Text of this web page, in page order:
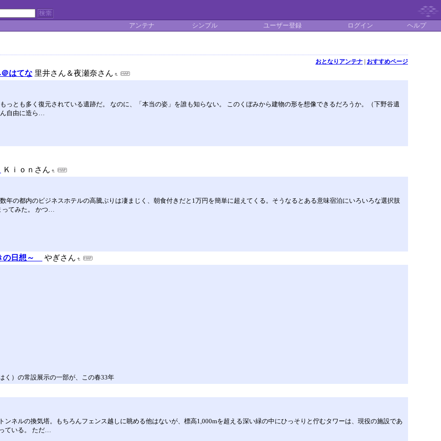
アンテナ シンプル ユーザー登録 ログイン ヘルプ
おとなりアンテナ| おすすめページ
はてな 里井さん＆夜瀬奈さん
っとも多く復元されている遺跡だ。 なのに、「本当の姿」を誰も知らない。 このくぼみから建物の形を想像できるだろうか。（下野谷遺
自由に造ら…
Ｋｉｏｎさん
年の都内のビジネスホテルの高騰ぶりは凄まじく、朝食付きだと1万円を簡単に超えてくる。そうなるとある意味宿泊にいろいろな選択肢
ってみた。 かつ…
の日想～ やぎさん
く）の常設展示の一部が、この春33年
ネルの換気塔。もちろんフェンス越しに眺める他はないが、標高1,000mを超える深い緑の中にひっそりと佇むタワーは、現役の施設であ
ている。 ただ…